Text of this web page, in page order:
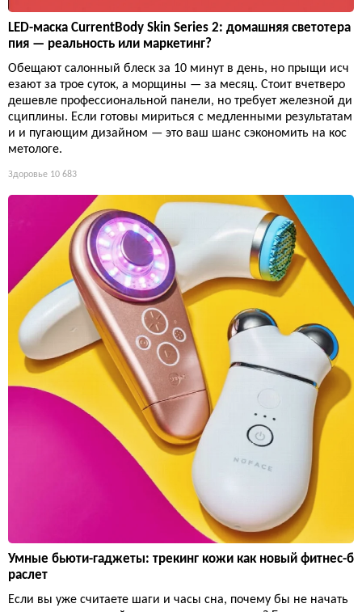
LED-маска CurrentBody Skin Series 2: домашняя светотера
пия — реальность или маркетинг?
Обещают салонный блеск за 10 минут в день, но прыщи исч
езают за трое суток, а морщины — за месяц. Стоит вчетверо
дешевле профессиональной панели, но требует железной ди
сциплины. Если готовы мириться с медленными результатам
и и пугающим дизайном — это ваш шанс сэкономить на кос
метологе.
Здоровье 10 683
Умные бьюти-гаджеты: трекинг кожи как новый фитнес-б
раслет
Если вы уже считаете шаги и часы сна, почему бы не начать